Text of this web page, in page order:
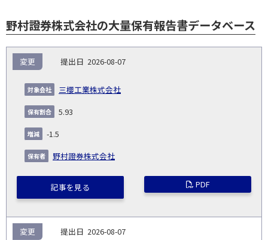
野村證券株式会社の大量保有報告書データベース
NO.
告
義
務
発
生
日
出
コー
象
2026-08-07
三櫻工業株式会社
変更
5.93
-1.5
野村證券株式会社
記事を見る PDF
2026-08-07
変更